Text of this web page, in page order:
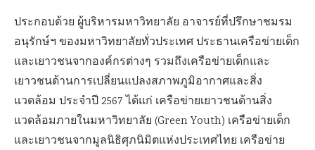
ประกอบด้วย ผู้บริหารมหาวิทยาลัย อาจารย์ที่ปรึกษาชมรม
อนุรักษ์ฯ ของมหาวิทยาลัยทั่วประเทศ ประธานเครือข่ายเด็ก
และเยาวชนจากองค์กรต่างๆ รวมถึงเครือข่ายเด็กและ
เยาวชนด้านการเปลี่ยนแปลงสภาพภูมิอากาศและสิ่ง
แวดล้อม ประจำปี 2567 ได้แก่ เครือข่ายเยาวชนด้านสิ่ง
แวดล้อมภายในมหาวิทยาลัย (Green Youth) เครือข่ายเด็ก
และเยาวชนจากมูลนิธิศุภนิมิตแห่งประเทศไทย เครือข่าย